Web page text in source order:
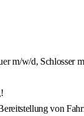
m/w/d, Schlosser
von